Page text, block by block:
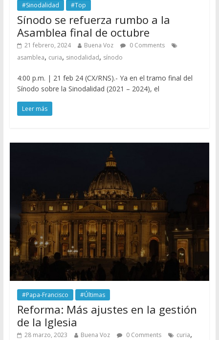
#Sinodalidad #Top
Sínodo se refuerza rumbo a la
Asamblea final de octubre
21 febrero, 2024 Buena Voz
0 Comments
asamblea, curia, sinodalidad, sínodo
4:00 p.m. | 21 feb 24 (CX/RNS).- Ya en el tramo final del
Sínodo sobre la Sinodalidad (2021 – 2024), el
Leer más
#Papa-Francisco #Últimas
Reforma: Más ajustes en la gestión
de la Iglesia
28 marzo, 2023 Buena Voz 0 Comments curia,